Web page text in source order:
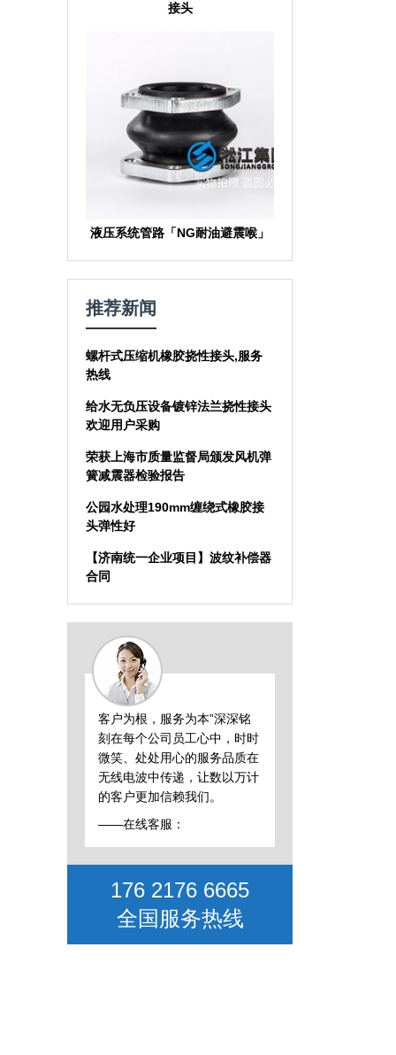
接头
液压系统管路「NG耐油避震喉」
推荐新闻
螺杆式压缩机橡胶挠性接头,服务
热线
给水无负压设备镀锌法兰挠性接头
欢迎用户采购
荣获上海市质量监督局颁发风机弹
簧减震器检验报告
公园水处理190mm缠绕式橡胶接
头弹性好
【济南统一企业项目】波纹补偿器
合同
客户为根，服务为本”深深铭
刻在每个公司员工心中，时时
微笑、处处用心的服务品质在
无线电波中传递，让数以万计
的客户更加信赖我们。
——在线客服：
176 2176 6665
全国服务热线